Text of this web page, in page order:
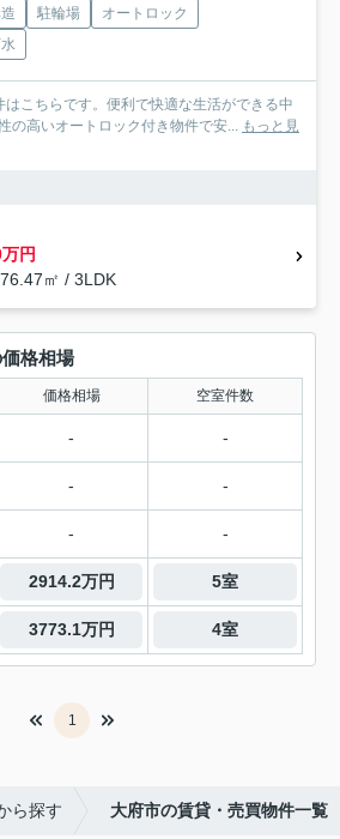
駐輪場
オートロック
こちらです。便利で快適な生活ができる中
の高いオートロック付き物件で安... もっと見
円
㎡ / 3LDK
格相場
価格相場 空室件数
- -
- -
- -
2914.2万円 5室
3773.1万円 4室
1
ら探す 大府市の賃貸・売買物件一覧